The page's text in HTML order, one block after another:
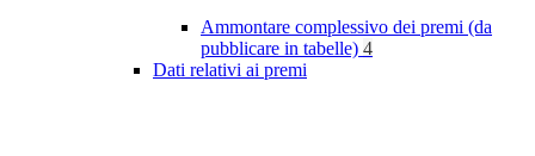
Ammontare complessivo dei premi (da
pubblicare in tabelle) 4
Dati relativi ai premi